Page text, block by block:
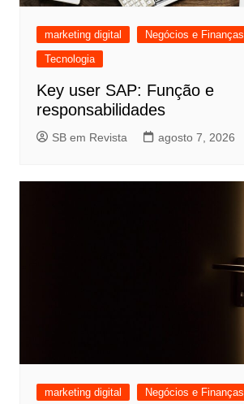
marketing digital
Negócios e Finanças
Tecnologia
Key user SAP: Função e
responsabilidades
SB em Revista agosto 7, 2026
marketing digital
Negócios e Finanças